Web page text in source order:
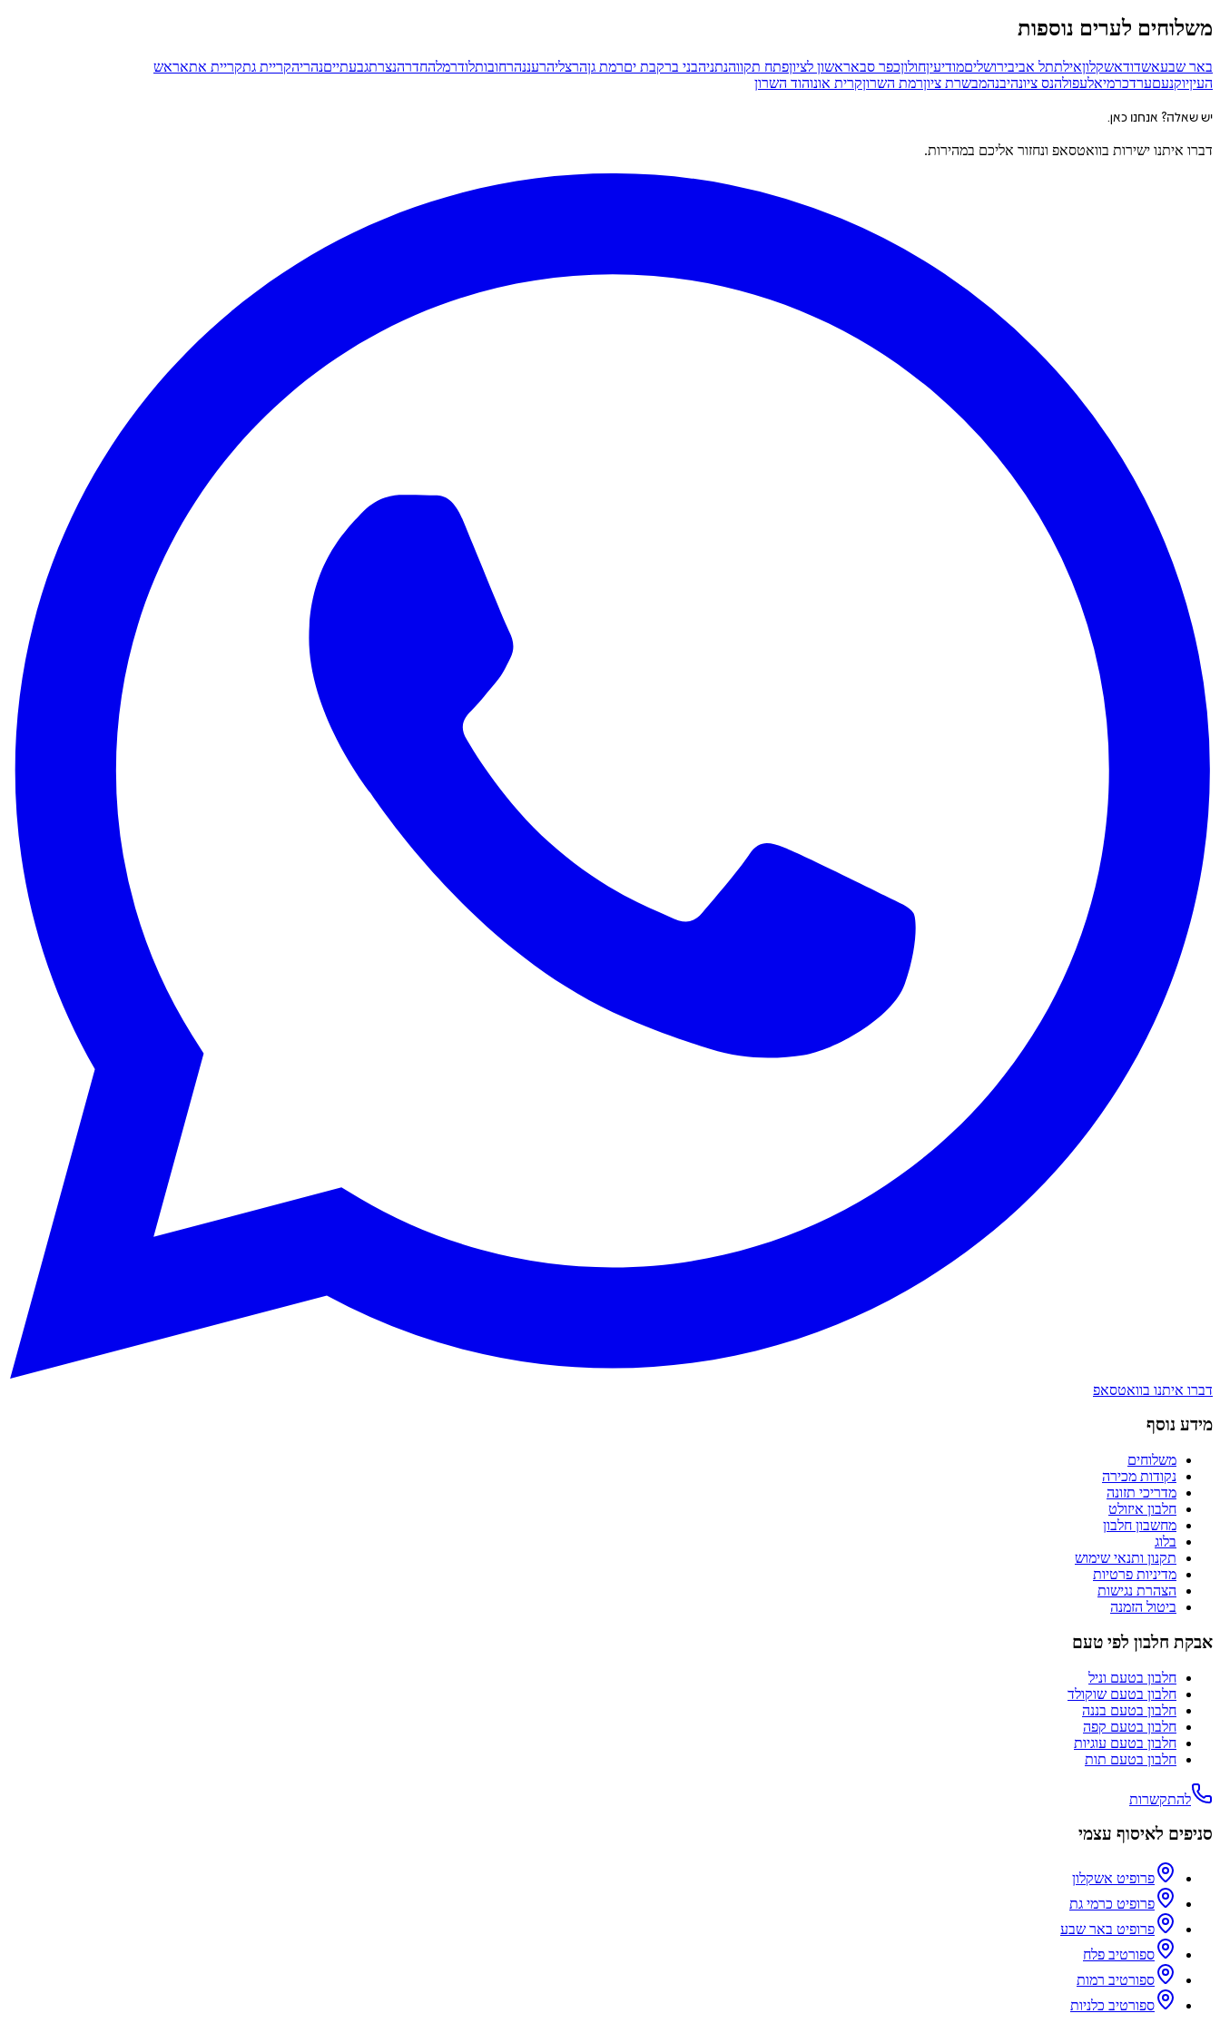
משלוחים לערים נוספות
באר שבעאשדודאשקלוןאילתתל אביבירושליםמודיעיןחולוןכפר סבאראשון לציוןפתח תקווהנתניהבני ברקבת יםרמת גןהרצליהרעננהרחובותלודרמלהחדרהנצרתגבעתייםנהריהקריית גתקריית אתאראש
העיןיוקנעםערדכרמיאלעפולהנס ציונהיבנהמבשרת ציוןרמת השרוןקרית אונוהוד השרון
יש שאלה? אנחנו כאן.
דברו איתנו ישירות בוואטסאפ ונחזור אליכם במהירות.
דברו איתנו בוואטסאפ
מידע נוסף
משלוחים
נקודות מכירה
מדריכי תזונה
חלבון איזולט
מחשבון חלבון
בלוג
תקנון ותנאי שימוש
מדיניות פרטיות
הצהרת נגישות
ביטול הזמנה
אבקת חלבון לפי טעם
חלבון בטעם וניל
חלבון בטעם שוקולד
חלבון בטעם בננה
חלבון בטעם קפה
חלבון בטעם עוגיות
חלבון בטעם תות
להתקשרות
סניפים לאיסוף עצמי
פרופיט אשקלון
פרופיט כרמי גת
פרופיט באר שבע
ספורטיב פלח
ספורטיב רמות
ספורטיב כלניות